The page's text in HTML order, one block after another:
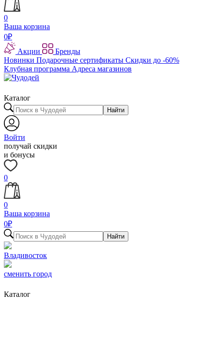
0
Ваша корзина
0₽
Акции
Бренды
Новинки Подарочные сертификаты Скидки до -60%
Клубная программа Адреса магазинов
Каталог
Найти
Войти
получай скидки
и бонусы
0
0
Ваша корзина
0₽
Найти
Владивосток
сменить город
Каталог